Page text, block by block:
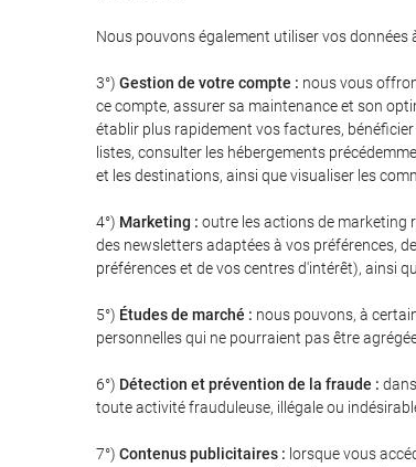
Nous pouvons également utiliser vos données
3°) Gestion de votre compte : nous vous
ce compte, assurer sa maintenance et son
établir plus rapidement vos factures,
listes, consulter les hébergements
et les destinations, ainsi que visualiser les
4°) Marketing : outre les actions de marketing
des newsletters adaptées à vos préférences,
préférences et de vos centres d'intérêt), ainsi
5°) Études de marché : nous pouvons, à
personnelles qui ne pourraient pas être
6°) Détection et prévention de la fraude :
toute activité frauduleuse, illégale ou
7°) Contenus publicitaires : lorsque vous